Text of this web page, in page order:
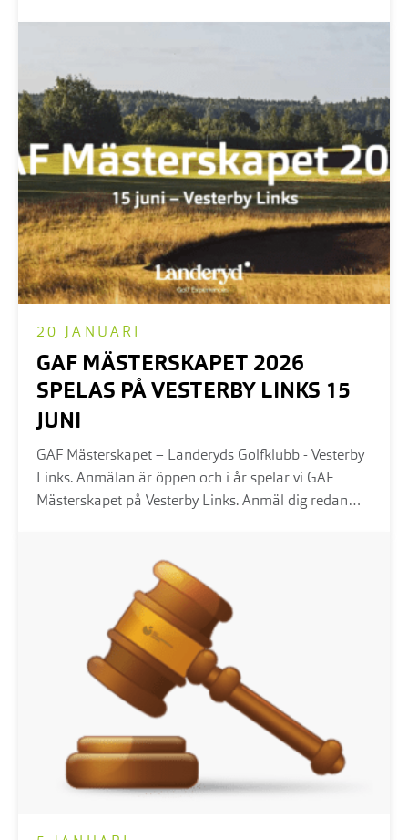
GAF MÄSTERSKAPET 2026
SPELAS PÅ VESTERBY LINKS 15
JUNI
20 JANUARI
GAF Mästerskapet – Landeryds Golfklubb - Vesterby
Links. Anmälan är öppen och i år spelar vi GAF
Mästerskapet på Vesterby Links. Anmäl dig redan